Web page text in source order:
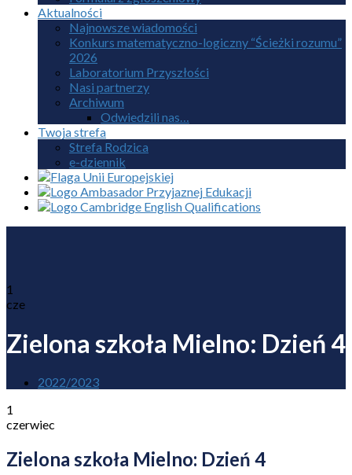
Aktualności
Najnowsze wiadomości
Konkurs matematyczno-logiczny “Ścieżki rozumu”
2026
Laboratorium Przyszłości
Nasi partnerzy
Archiwum
Odwiedzili nas…
Twoja strefa
Strefa Rodzica
e-dziennik
1
cze
Zielona szkoła Mielno: Dzień 4
2022/2023
1
czerwiec
Zielona szkoła Mielno: Dzień 4